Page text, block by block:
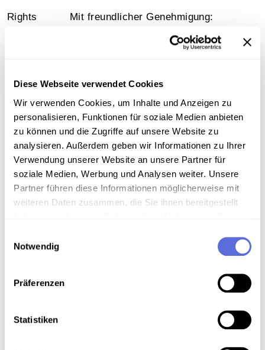
Diese Webseite verwendet Cookies
Wir verwenden Cookies, um Inhalte und Anzeigen zu
personalisieren, Funktionen für soziale Medien anbieten
zu können und die Zugriffe auf unsere Website zu
analysieren. Außerdem geben wir Informationen zu Ihrer
Verwendung unserer Website an unsere Partner für
soziale Medien, Werbung und Analysen weiter. Unsere
Partner führen diese Informationen möglicherweise mit
weiteren Daten zusammen, die Sie ihnen bereitgestellt
Notwendig
Präferenzen
Statistiken
Rights
Mit freundlicher Genehmigung:
Österreichische Mediathek, 6-
Media type Mp3-Audiodatei
Information
Metadaten